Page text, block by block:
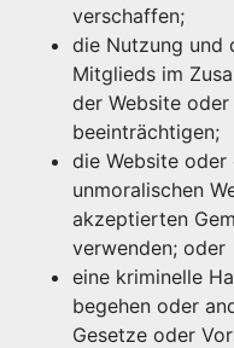
verschaffen;
die Nutzung und
Mitglieds im
der Website
beeinträchtigen;
die Website
unmoralischen
akzeptierten
verwenden; oder
eine kriminelle
begehen oder
Gesetze oder